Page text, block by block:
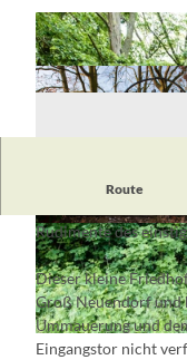
© Steffen Lehmann, Lizenz: TMB-
© Steffen Lehmann, Lizenz: TMB-
Route
Die jüdische
Rudimente des
Dieser kleine
Groß Neuendorf und
Ummauerung und
Eingangstor nicht